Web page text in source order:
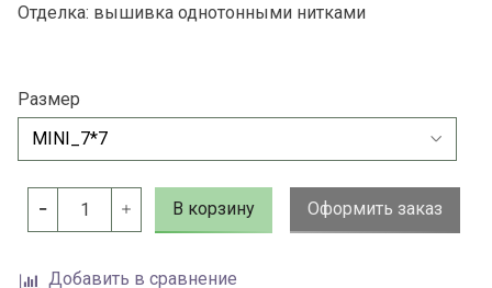
Отделка: вышивка однотонными нитками
Размер
В корзину Оформить заказ
Добавить в сравнение